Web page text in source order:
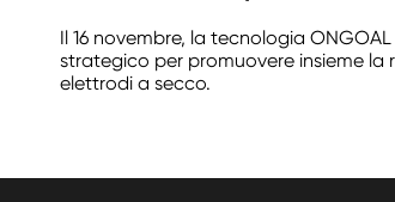
Il 16 novembre, la tecnologia
strategico per promuovere insieme
elettrodi a secco.